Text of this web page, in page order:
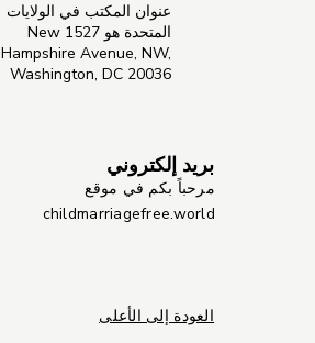
عنوان المكتب في الولايات
المتحدة هو 1527 New
Hampshire Avenue, NW,
Washington, DC 20036
بريد إلكتروني
مرحباً بكم في موقع
childmarriagefree.world
العودة إلى الأعلى